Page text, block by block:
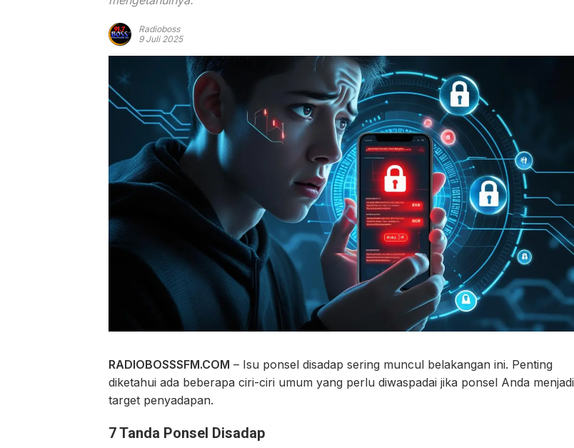
Radioboss
9 Juli 2025
RADIOBOSSSFM.COM – Isu ponsel disadap sering muncul belakangan ini. Penting
diketahui ada beberapa ciri-ciri umum yang perlu diwaspadai jika ponsel Anda menjadi
target penyadapan.
7 Tanda Ponsel Disadap